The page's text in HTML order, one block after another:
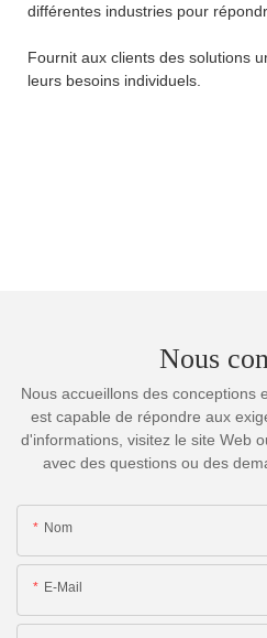
différentes industries pour
Fournit aux clients des solutions
leurs besoins individuels.
Nous
Nous accueillons des conceptions
est capable de répondre aux
d'informations, visitez le site Web
avec des questions ou des
Nom
E-Mail